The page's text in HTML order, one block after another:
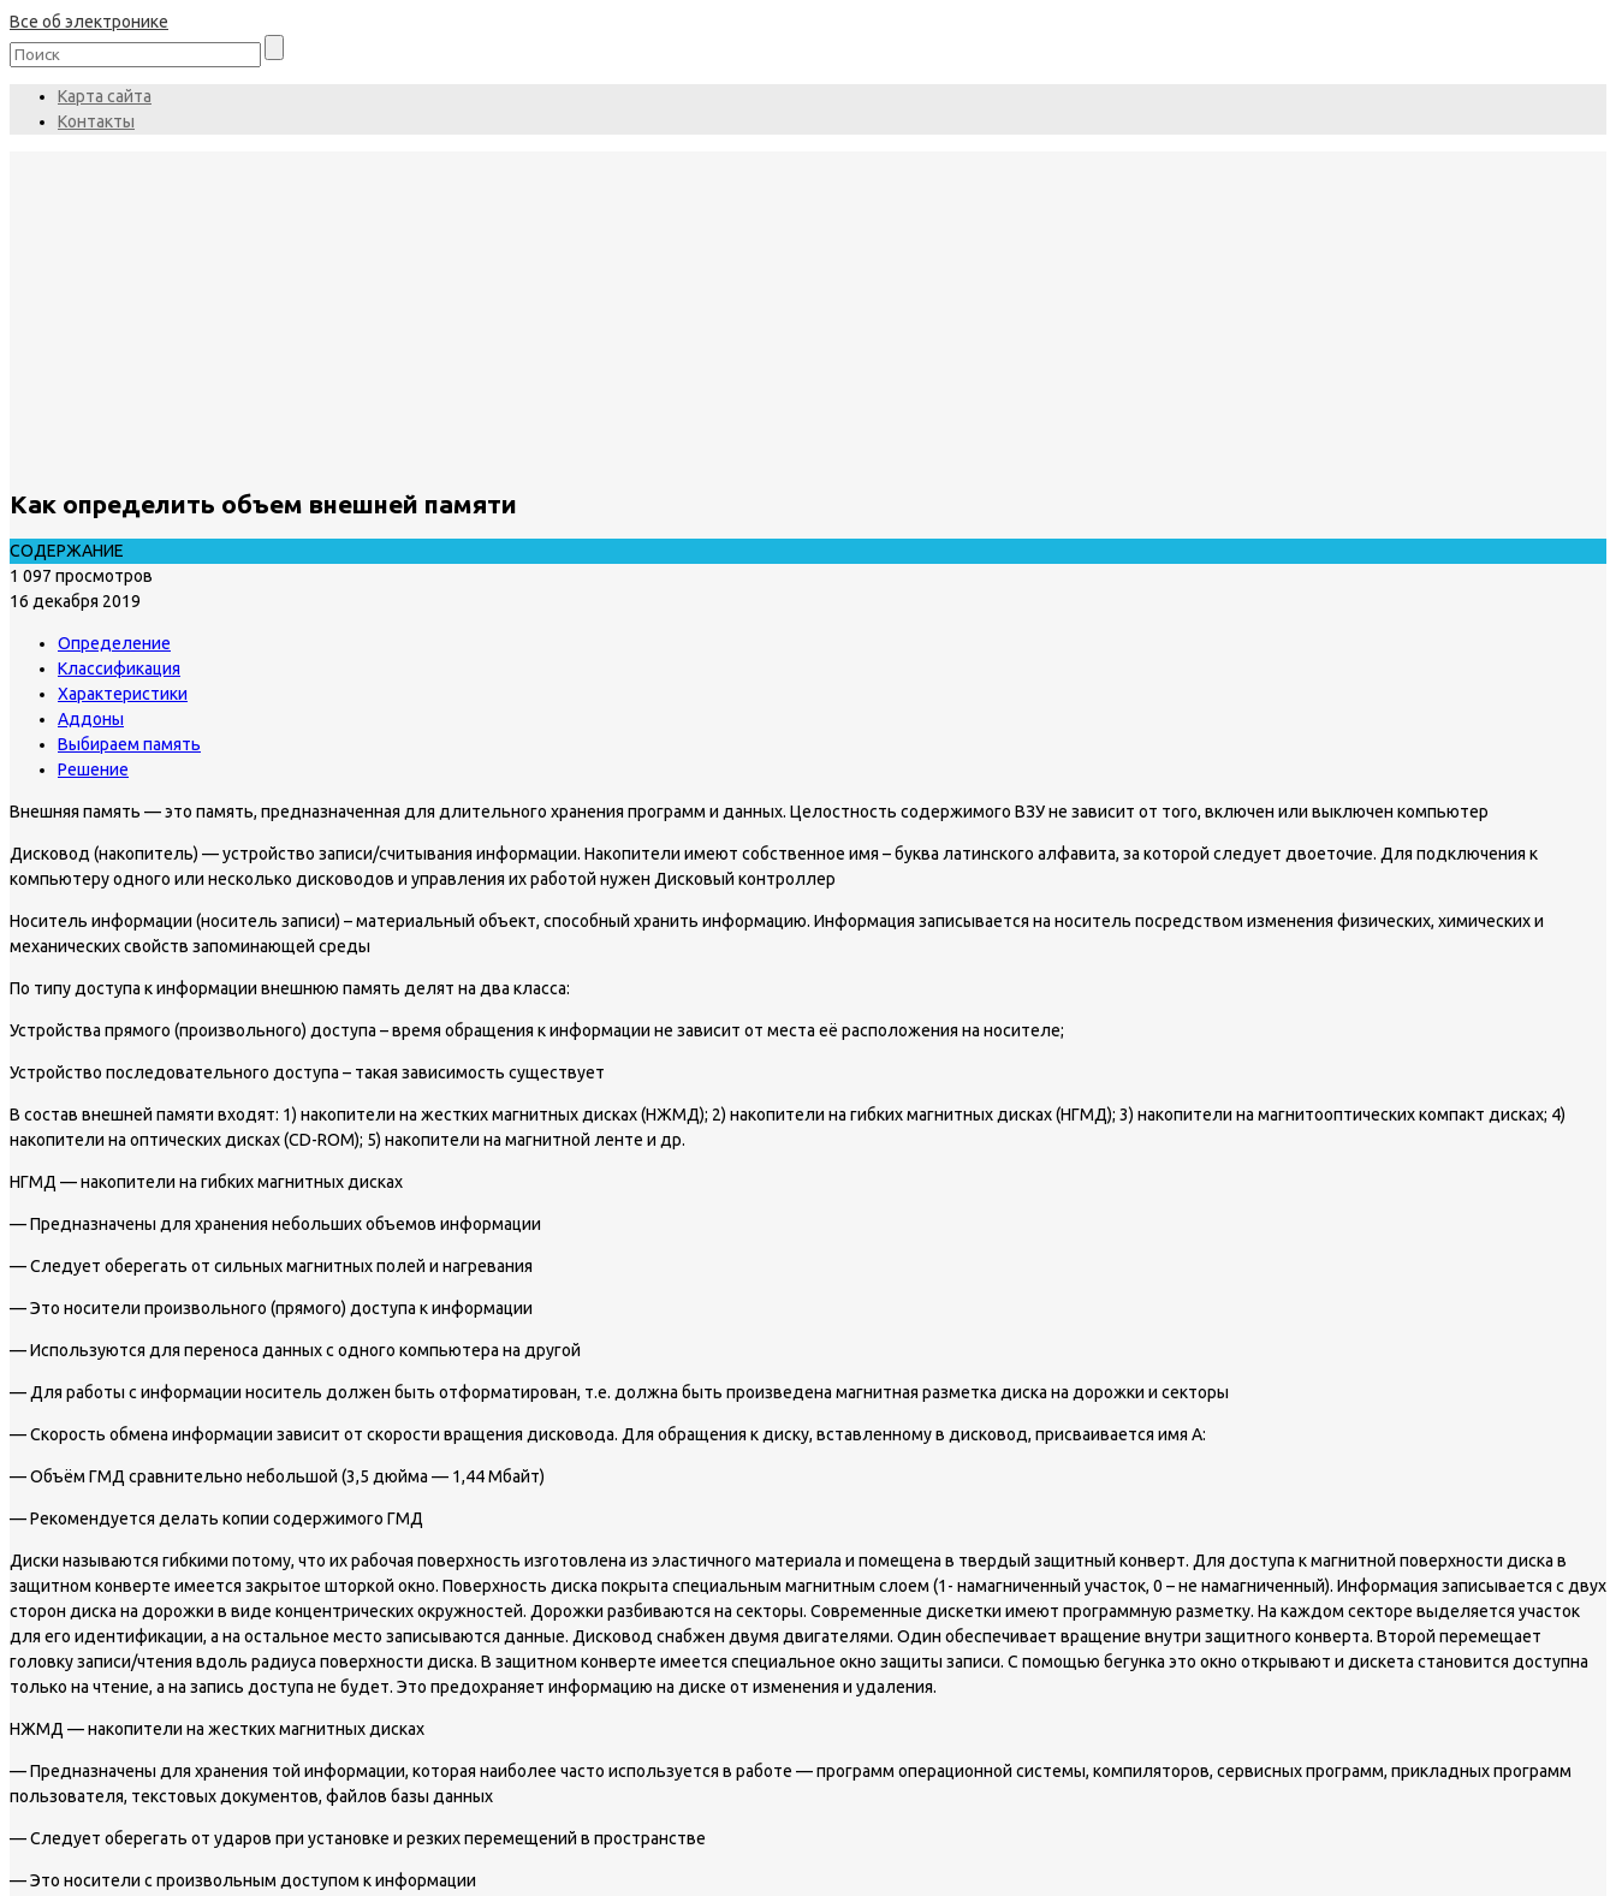
Все об электронике
Карта сайта
Контакты
Как определить объем внешней памяти
СОДЕРЖАНИЕ
1 097 просмотров
16 декабря 2019
Определение
Классификация
Характеристики
Аддоны
Выбираем память
Решение
Внешняя память — это память, предназначенная для длительного хранения программ и данных. Целостность содержимого ВЗУ не зависит от того, включен или выключен компьютер
Дисковод (накопитель) — устройство записи/считывания информации. Накопители имеют собственное имя – буква латинского алфавита, за которой следует двоеточие. Для подключения к
компьютеру одного или несколько дисководов и управления их работой нужен Дисковый контроллер
Носитель информации (носитель записи) – материальный объект, способный хранить информацию. Информация записывается на носитель посредством изменения физических, химических и
механических свойств запоминающей среды
По типу доступа к информации внешнюю память делят на два класса:
Устройства прямого (произвольного) доступа – время обращения к информации не зависит от места её расположения на носителе;
Устройство последовательного доступа – такая зависимость существует
В состав внешней памяти входят: 1) накопители на жестких магнитных дисках (НЖМД); 2) накопители на гибких магнитных дисках (НГМД); 3) накопители на магнитооптических компакт дисках; 4)
накопители на оптических дисках (CD-ROM); 5) накопители на магнитной ленте и др.
НГМД — накопители на гибких магнитных дисках
— Предназначены для хранения небольших объемов информации
— Следует оберегать от сильных магнитных полей и нагревания
— Это носители произвольного (прямого) доступа к информации
— Используются для переноса данных с одного компьютера на другой
— Для работы с информации носитель должен быть отформатирован, т.е. должна быть произведена магнитная разметка диска на дорожки и секторы
— Скорость обмена информации зависит от скорости вращения дисковода. Для обращения к диску, вставленному в дисковод, присваивается имя А:
— Объём ГМД сравнительно небольшой (3,5 дюйма — 1,44 Мбайт)
— Рекомендуется делать копии содержимого ГМД
Диски называются гибкими потому, что их рабочая поверхность изготовлена из эластичного материала и помещена в твердый защитный конверт. Для доступа к магнитной поверхности диска в
защитном конверте имеется закрытое шторкой окно. Поверхность диска покрыта специальным магнитным слоем (1- намагниченный участок, 0 – не намагниченный). Информация записывается с двух
сторон диска на дорожки в виде концентрических окружностей. Дорожки разбиваются на секторы. Современные дискетки имеют программную разметку. На каждом секторе выделяется участок
для его идентификации, а на остальное место записываются данные. Дисковод снабжен двумя двигателями. Один обеспечивает вращение внутри защитного конверта. Второй перемещает
головку записи/чтения вдоль радиуса поверхности диска. В защитном конверте имеется специальное окно защиты записи. С помощью бегунка это окно открывают и дискета становится доступна
только на чтение, а на запись доступа не будет. Это предохраняет информацию на диске от изменения и удаления.
НЖМД — накопители на жестких магнитных дисках
— Предназначены для хранения той информации, которая наиболее часто используется в работе — программ операционной системы, компиляторов, сервисных программ, прикладных программ
пользователя, текстовых документов, файлов базы данных
— Следует оберегать от ударов при установке и резких перемещений в пространстве
— Это носители с произвольным доступом к информации